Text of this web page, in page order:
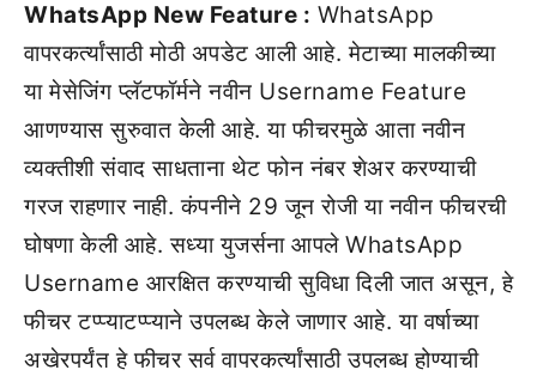
WhatsApp New Feature : WhatsApp
वापरकर्त्यांसाठी मोठी अपडेट आली आहे. मेटाच्या मालकीच्या
या मेसेजिंग प्लॅटफॉर्मने नवीन Username Feature
आणण्यास सुरुवात केली आहे. या फीचरमुळे आता नवीन
व्यक्तीशी संवाद साधताना थेट फोन नंबर शेअर करण्याची
गरज राहणार नाही. कंपनीने 29 जून रोजी या नवीन फीचरची
घोषणा केली आहे. सध्या युजर्सना आपले WhatsApp
Username आरक्षित करण्याची सुविधा दिली जात असून, हे
फीचर टप्प्याटप्प्याने उपलब्ध केले जाणार आहे. या वर्षाच्या
अखेरपर्यंत हे फीचर सर्व वापरकर्त्यांसाठी उपलब्ध होण्याची